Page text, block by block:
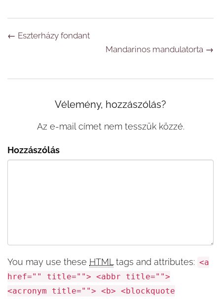
Navigáció
← Eszterházy fondant
Mandarinos mandulatorta →
Vélemény, hozzászólás?
Az e-mail címet nem tesszük közzé.
Hozzászólás
You may use these HTML tags and attributes: <a
href="" title=""> <abbr title="">
<acronym title=""> <b> <blockquote